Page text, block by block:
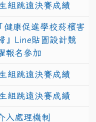
組跳遠決賽成績
健康促進學校菸檳害
』Line貼圖設計競
報名參加
組跳遠決賽成績
組跳遠決賽成績
入處理機制